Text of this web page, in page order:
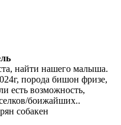
найти нашего малыша.
порода бишон фризе,
есть возможность,
боижайших..
собакен